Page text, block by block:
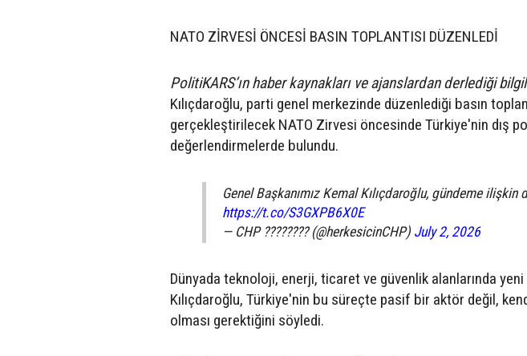
NATO ZİRVESİ ÖNCESİ BASIN TOPLANTISI DÜZENLEDİ
PolitiKARS’ın haber kaynakları ve ajanslardan derlediği
Kılıçdaroğlu, parti genel merkezinde düzenlediği basın
gerçekleştirilecek NATO Zirvesi öncesinde Türkiye'nin dış
değerlendirmelerde bulundu.
Genel Başkanımız Kemal Kılıçdaroğlu, gündeme
https://t.co/S3GXPB6X0E
— CHP ???????? (@herkesicinCHP) July 2, 2026
Dünyada teknoloji, enerji, ticaret ve güvenlik alanlarında yeni
Kılıçdaroğlu, Türkiye'nin bu süreçte pasif bir aktör değil,
olması gerektiğini söyledi.